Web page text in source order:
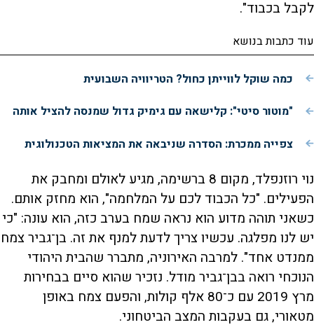
לקבל בכבוד".
עוד כתבות בנושא
כמה שוקל לווייתן כחול? הטריוויה השבועית
"מוטור סיטי": קלישאה עם גימיק גדול שמנסה להציל אותה
צפייה ממכרת: הסדרה שניבאה את המציאות הטכנולוגית
נוי רוזנפלד, מקום 8 ברשימה, מגיע לאולם ומחבק את
הפעילים. "כל הכבוד לכם על המלחמה", הוא מחזק אותם.
כשאני תוהה מדוע הוא נראה שמח בערב כזה, הוא עונה: "כי
יש לנו מפלגה. עכשיו צריך לדעת למנף את זה. בן־גביר צמח
ממנדט אחד". למרבה האירוניה, מתברר שהבית היהודי
הנוכחי רואה בבן־גביר מודל. נזכיר שהוא סיים בבחירות
מרץ 2019 עם כ־80 אלף קולות, והפעם צמח באופן
מטאורי, גם בעקבות המצב הביטחוני.